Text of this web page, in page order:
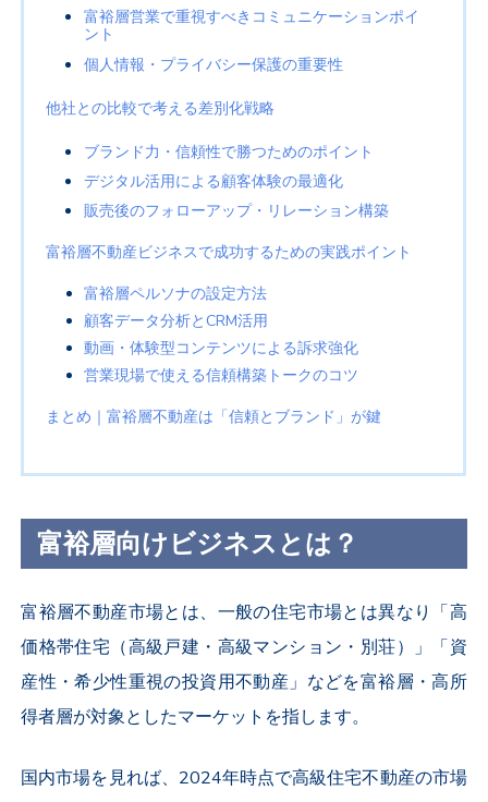
富裕層営業で重視すべきコミュニケーションポイ
ント
個人情報・プライバシー保護の重要性
他社との比較で考える差別化戦略
ブランド力・信頼性で勝つためのポイント
デジタル活用による顧客体験の最適化
販売後のフォローアップ・リレーション構築
富裕層不動産ビジネスで成功するための実践ポイント
富裕層ペルソナの設定方法
顧客データ分析とCRM活用
動画・体験型コンテンツによる訴求強化
営業現場で使える信頼構築トークのコツ
まとめ｜富裕層不動産は「信頼とブランド」が鍵
富裕層向けビジネスとは？
富裕層不動産市場とは、一般の住宅市場とは異なり「高
価格帯住宅（高級戸建・高級マンション・別荘）」「資
産性・希少性重視の投資用不動産」などを富裕層・高所
得者層が対象としたマーケットを指します。
国内市場を見れば、2024年時点で高級住宅不動産の市場